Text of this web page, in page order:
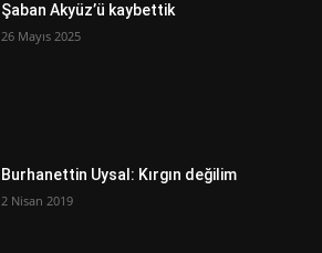
Şaban Akyüz’ü kaybettik
26 Mayıs 2025
Burhanettin Uysal: Kırgın değilim
2 Nisan 2019